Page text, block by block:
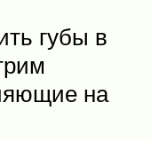
губы в
на